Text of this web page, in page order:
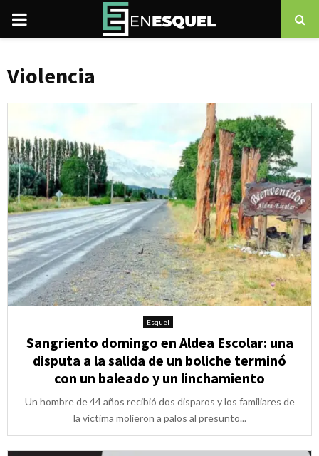
PRIMARY
Violencia
Esquel
Sangriento domingo en Aldea Escolar: una
disputa a la salida de un boliche terminó
con un baleado y un linchamiento
Un hombre de 44 años recibió dos disparos y los familiares de
la víctima molieron a palos al presunto...